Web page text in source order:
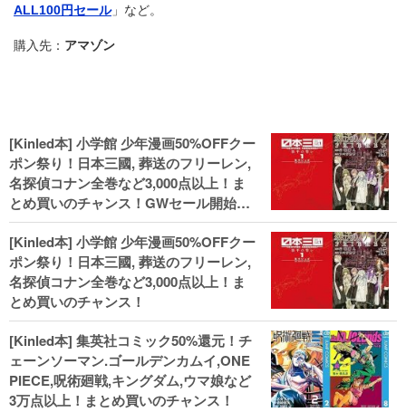
ALL100円セール」など。
購入先： アマゾン
[Kinled本] 小学館 少年漫画50%OFFクー
ポン祭り！日本三國, 葬送のフリーレン,
名探偵コナン全巻など3,000点以上！ま
とめ買いのチャンス！GWセール開始！
人気コミック多数 カドカワ祭やIT関連本
がセールに！
[Kinled本] 小学館 少年漫画50%OFFクー
ポン祭り！日本三國, 葬送のフリーレン,
名探偵コナン全巻など3,000点以上！ま
とめ買いのチャンス！
[Kinled本] 集英社コミック50%還元！チ
ェーンソーマン.ゴールデンカムイ,ONE
PIECE,呪術廻戦,キングダム,ウマ娘など
3万点以上！まとめ買いのチャンス！